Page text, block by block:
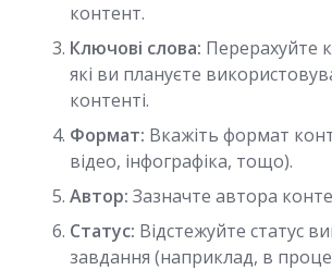
контент.
Ключові слова: Перерахуйте
які ви плануєте
контенті.
Формат: Вкажіть формат
відео, інфографіка, тощо).
Автор: Зазначте автора
Статус: Відстежуйте статус
завдання (наприклад, в